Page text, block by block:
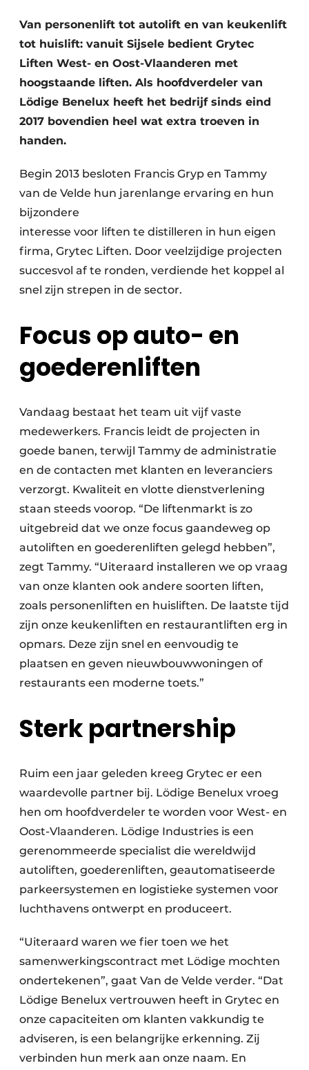
Vacatures
Video’s
Aanmelden
Bedrijven
Akoestiek
Beton & Staalbouw
Brandveiligheid
BIM
Dak & Gevel
Houtbouw
HVAC
Interieurarchitectuur
Renovatie
Software
Toegangscontrole
Veiligheid & Opleiding
Zonwering
Van personenlift tot autolift en van keukenlift
tot huislift: vanuit Sijsele bedient Grytec
Liften West- en Oost-Vlaanderen met
hoogstaande liften. Als hoofdverdeler van
Lödige Benelux heeft het bedrijf sinds eind
2017 bovendien heel wat extra troeven in
handen.
Begin 2013 besloten Francis Gryp en Tammy
van de Velde hun jarenlange ervaring en hun
bijzondere
interesse voor liften te distilleren in hun eigen
firma, Grytec Liften. Door veelzijdige projecten
succesvol af te ronden, verdiende het koppel al
snel zijn strepen in de sector.
Focus op auto- en
goederenliften
Vandaag bestaat het team uit vijf vaste
medewerkers. Francis leidt de projecten in
goede banen, terwijl Tammy de administratie
en de contacten met klanten en leveranciers
verzorgt. Kwaliteit en vlotte dienstverlening
staan steeds voorop. “De liftenmarkt is zo
uitgebreid dat we onze focus gaandeweg op
autoliften en goederenliften gelegd hebben”,
zegt Tammy. “Uiteraard installeren we op vraag
van onze klanten ook andere soorten liften,
zoals personenliften en huisliften. De laatste tijd
zijn onze keukenliften en restaurantliften erg in
opmars. Deze zijn snel en eenvoudig te
plaatsen en geven nieuwbouwwoningen of
restaurants een moderne toets.”
Sterk partnership
Ruim een jaar geleden kreeg Grytec er een
waardevolle partner bij. Lödige Benelux vroeg
hen om hoofdverdeler te worden voor West- en
Oost-Vlaanderen. Lödige Industries is een
gerenommeerde specialist die wereldwijd
autoliften, goederenliften, geautomatiseerde
parkeersystemen en logistieke systemen voor
luchthavens ontwerpt en produceert.
“Uiteraard waren we fier toen we het
samenwerkingscontract met Lödige mochten
ondertekenen”, gaat Van de Velde verder. “Dat
Lödige Benelux vertrouwen heeft in Grytec en
onze capaciteiten om klanten vakkundig te
adviseren, is een belangrijke erkenning. Zij
verbinden hun merk aan onze naam. En